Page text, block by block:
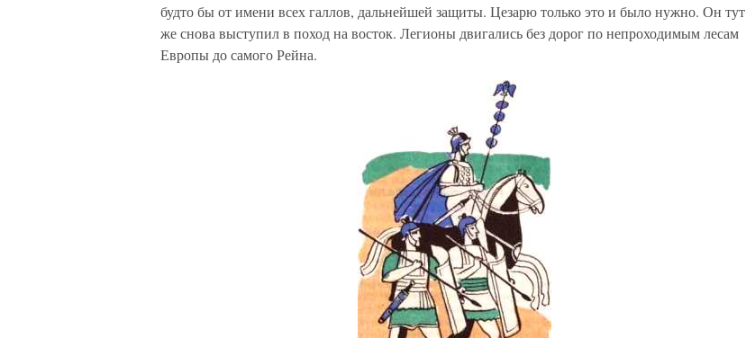
будто бы от имени всех галлов, дальнейшей защиты. Цезарю только это и было нужно. Он тут
же снова выступил в поход на восток. Легионы двигались без дорог по непроходимым лесам
Европы до самого Рейна.